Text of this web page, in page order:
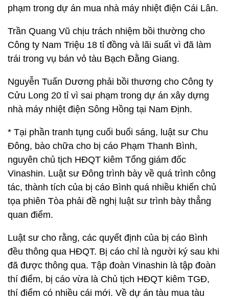
phạm trong dự án mua nhà máy nhiệt điện Cái Lân.
Trần Quang Vũ chịu trách nhiệm bồi thường cho
Công ty Nam Triệu 18 tỉ đồng và lãi suất vì đã làm
trái trong vụ bán vỏ tàu Bạch Đằng Giang.
Nguyễn Tuấn Dương phải bồi thương cho Công ty
Cửu Long 20 tỉ vì sai phạm trong dự án xây dựng
nhà máy nhiệt điện Sông Hồng tại Nam Định.
* Tại phần tranh tụng cuối buổi sáng, luật sư Chu
Đông, bào chữa cho bị cáo Phạm Thanh Bình,
nguyên chủ tịch HĐQT kiêm Tổng giám đốc
Vinashin. Luật sư Đông trình bày về quá trình công
tác, thành tích của bị cáo Bình quá nhiều khiến chủ
tọa phiên Tòa phải đề nghị luật sư trình bày thẳng
quan điểm.
Luật sư cho rằng, các quyết định của bị cáo Bình
đều thông qua HĐQT. Bị cáo chỉ là người ký sau khi
đã được thông qua. Tập đoàn Vinashin là tập đoàn
thí điểm, bị cáo vừa là Chủ tịch HĐQT kiêm TGĐ,
thí điểm có nhiều cái mới. Về dự án tàu mua tàu